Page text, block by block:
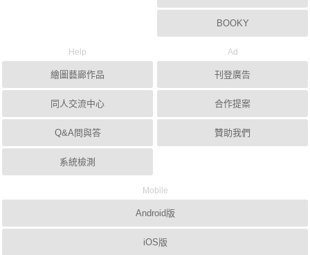
BOOKY
Help
繪圖藝廊作品
同人交流中心
Q&A問與答
系統檢測
Ad
刊登廣告
合作提案
贊助我們
Mobile
Android版
iOS版